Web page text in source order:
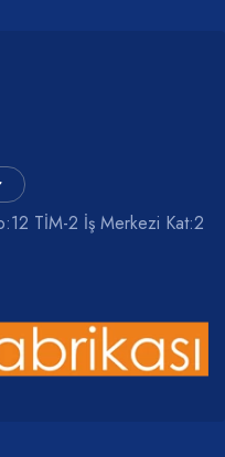
TİM-2 İş Merkezi Kat:2